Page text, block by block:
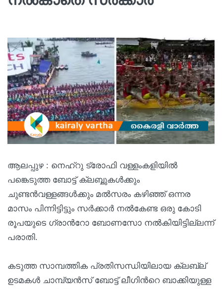
ആലപ്പുഴ : നെഹ്റു ട്രോഫി വള്ളംകളിയില്‍
പങ്കെടുത്ത ബോട്ട് ക്ലബ്ബുകൾക്കും
ചുണ്ടന്‍വള്ളങ്ങൾക്കും മല്‍സരം കഴിഞ്ഞ് ഒന്നര
മാസം പിന്നിട്ടിട്ടും സര്‍ക്കാർ നല്‍കേണ്ട ഒരു കോടി
രൂപയുടെ ഗ്രാന്‍റോ ബോണസോ നൽകിയിട്ടില്ലന്ന്
പരാതി.
കടുത്ത സാമ്പത്തിക പ്രതിസന്ധിയിലായ ക്ലബ്ല്
ഉടമകള്‍ ചാമ്പ്യൻസ് ബോട്ട് ലീഗിന്‍റെ ബാക്കിയുള്ള